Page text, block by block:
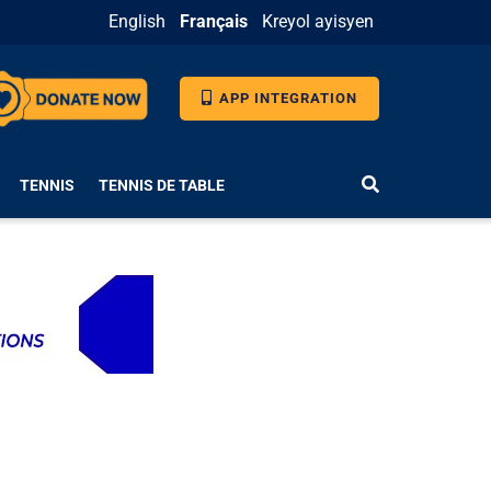
English Français Kreyol ayisyen
APP INTEGRATION
TENNIS TENNIS DE TABLE